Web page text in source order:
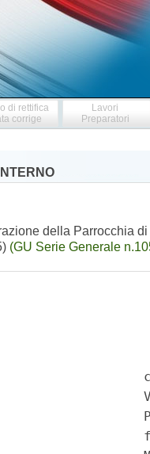
di rettifica
corrige
Lavori
Preparatori
della Parrocchia
(GU Serie Generale